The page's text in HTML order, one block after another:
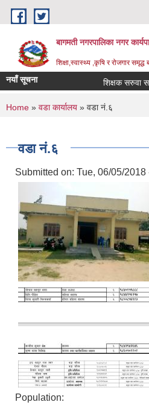
Skip to main content
बागमती नगरपालिका नगर
शिक्षा,स्वास्थ्य ,कृषि र रोजगार समृद्ध
नयाँ सूचना
You are here
Home » वडा कार्यालय » वडा नं.६
वडा नं.६
Submitted on: Tue, 06/05/2018
Population: